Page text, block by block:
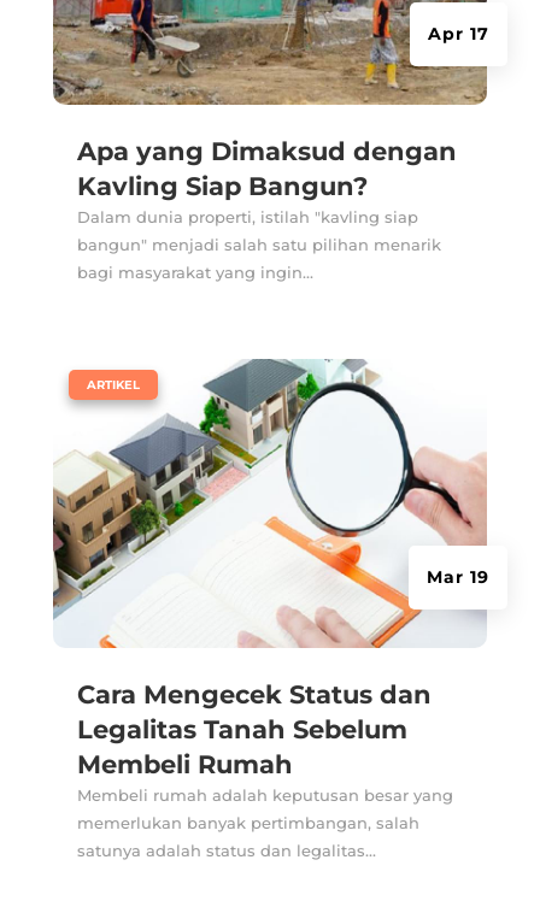
Apa yang Dimaksud dengan
Kavling Siap Bangun?
Apr 17
Dalam dunia properti, istilah "kavling siap
bangun" menjadi salah satu pilihan menarik
bagi masyarakat yang ingin...
Cara Mengecek Status dan
Legalitas Tanah Sebelum
Membeli Rumah
Mar 19
ARTIKEL
Membeli rumah adalah keputusan besar yang
memerlukan banyak pertimbangan, salah
satunya adalah status dan legalitas...